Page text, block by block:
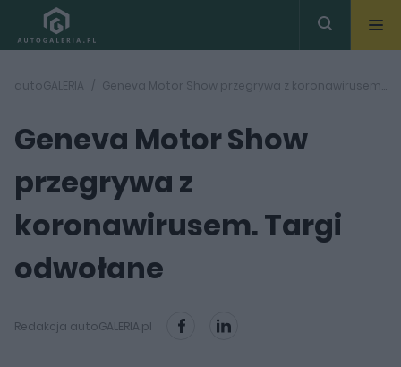
autoGALERIA Geneva Motor Show przegrywa z koronawirusem. Targi odwołane
Geneva Motor Show
przegrywa z
koronawirusem. Targi
odwołane
Redakcja autoGALERIA.pl